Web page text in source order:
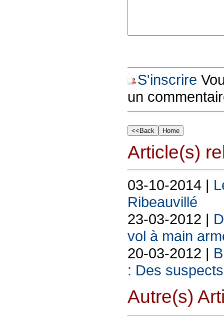
S'inscrire
un
Article(s)
03-10-2014 |
Ribeauvillé
23-03-2012 |
vol à main
20-03-2012 |
: Des
Autre(s)